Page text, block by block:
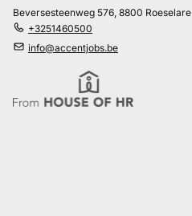
Beversesteenweg 576, 8800 Roeselare
+3251460500
info@accentjobs.be